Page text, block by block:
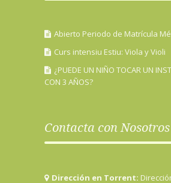
Abierto Periodo de Matrícula
Curs intensiu Estiu: Viola y Violi
¿PUEDE UN NIÑO TOCAR UN
CON 3 AÑOS?
Contacta con Nosotros
Dirección en Torrent: